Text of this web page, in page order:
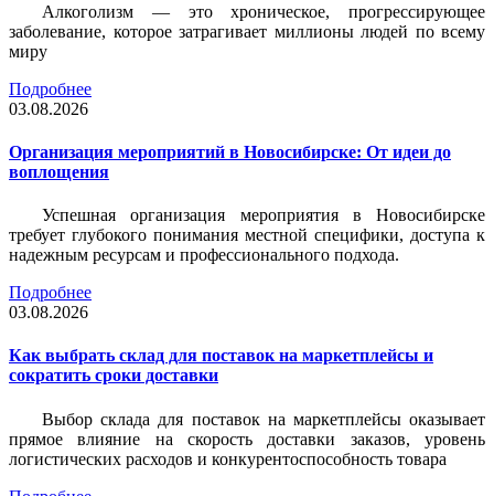
Алкоголизм — это хроническое, прогрессирующее
заболевание, которое затрагивает миллионы людей по всему
миру
Подробнее
03.08.2026
Организация мероприятий в Новосибирске: От идеи до
воплощения
Успешная организация мероприятия в Новосибирске
требует глубокого понимания местной специфики, доступа к
надежным ресурсам и профессионального подхода.
Подробнее
03.08.2026
Как выбрать склад для поставок на маркетплейсы и
сократить сроки доставки
Выбор склада для поставок на маркетплейсы оказывает
прямое влияние на скорость доставки заказов, уровень
логистических расходов и конкурентоспособность товара